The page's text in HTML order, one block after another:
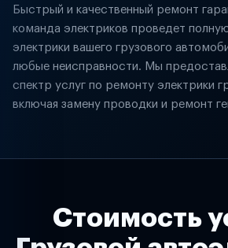
Быстрый и качественный ремонт
команда электриков проведет
электрики вашего грузового
любые неисправности. Мы
спектр услуг по ремонту электрики
включая замену проводки и ремонт
Стоимость